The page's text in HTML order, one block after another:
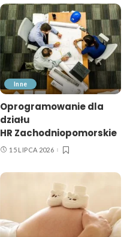
Inne
Oprogramowanie dla
działu
HR Zachodniopomorskie
15 LIPCA 2026